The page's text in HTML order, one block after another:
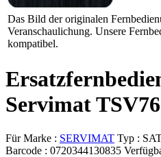
Das Bild der originalen
Veranschaulichung. Unsere
kompatibel.
Servimat
Für Marke : SERVIMAT Typ :
Barcode : 0720344130835